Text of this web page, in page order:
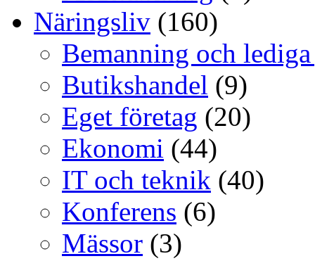
Näringsliv (160)
Bemanning och
Butikshandel (9)
Eget företag (20)
Ekonomi (44)
IT och teknik (40)
Konferens (6)
Mässor (3)